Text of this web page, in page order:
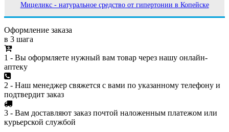
Мицеликс - натуральное средство от гипертонии в Копейске
Оформление заказа
в 3 шага
1 - Вы оформляете нужный вам товар через нашу онлайн-
аптеку
2 - Наш менеджер свяжется с вами по указанному телефону и
подтвердит заказ
3 - Вам доставляют заказ почтой наложенным платежом или
курьерской службой